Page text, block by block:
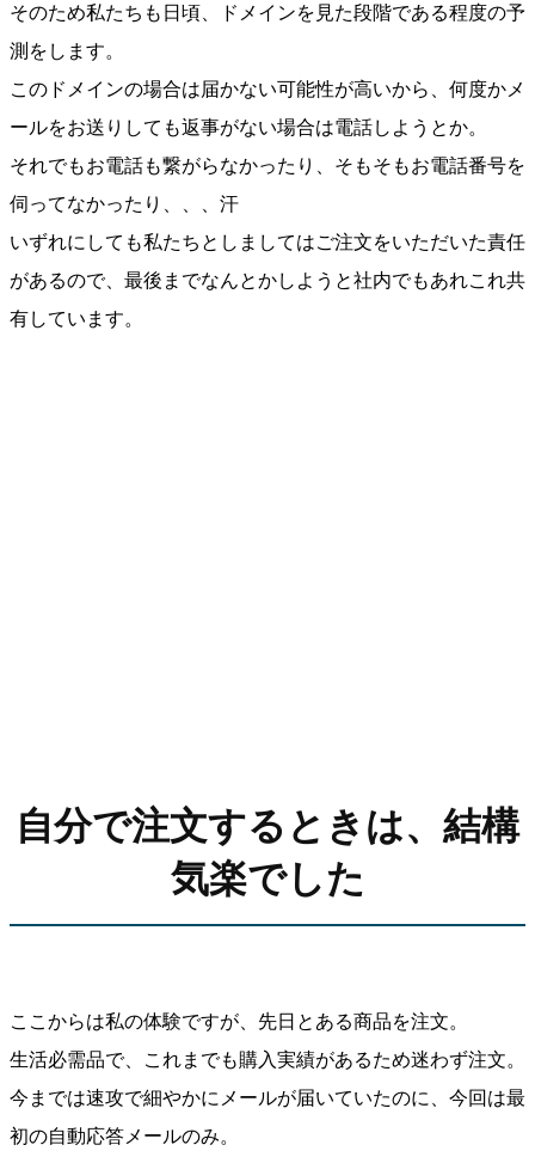
そのため私たちも日頃、ドメインを見た段階である程度の予
測をします。
このドメインの場合は届かない可能性が高いから、何度かメ
ールをお送りしても返事がない場合は電話しようとか。
それでもお電話も繋がらなかったり、そもそもお電話番号を
伺ってなかったり、、、汗
いずれにしても私たちとしましてはご注文をいただいた責任
があるので、最後までなんとかしようと社内でもあれこれ共
有しています。
自分で注文するときは、結構
気楽でした
ここからは私の体験ですが、先日とある商品を注文。
生活必需品で、これまでも購入実績があるため迷わず注文。
今までは速攻で細やかにメールが届いていたのに、今回は最
初の自動応答メールのみ。